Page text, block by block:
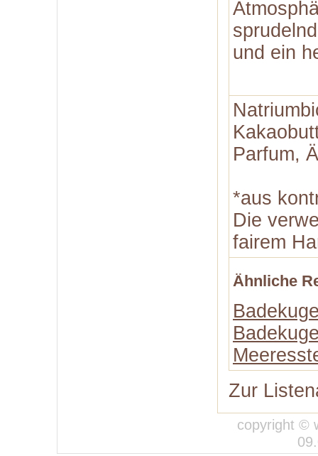
und ein
Parfum,
*aus
Die
fairem
Ähnliche
Zur
copyright ©